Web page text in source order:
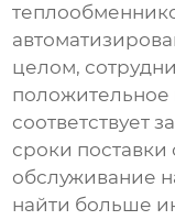
целом,
положительное
соответствует
сроки
обслуживание
найти больше